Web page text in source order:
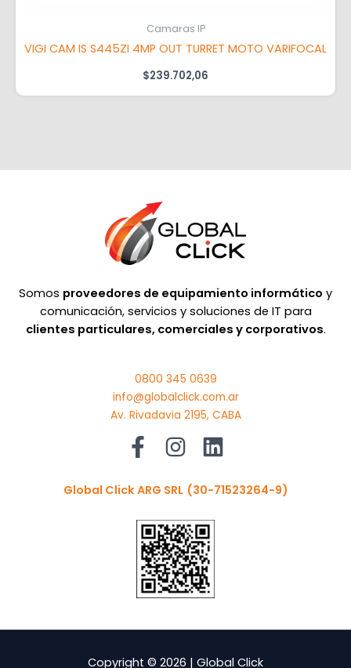
Camaras IP
VIGI CAM IS S445ZI 4MP OUT TURRET MOTO VARIFOCAL
$239.702,06
Somos proveedores de equipamiento informático y
comunicación, servicios y soluciones de IT para
clientes particulares, comerciales y corporativos.
0800 345 0639
info@globalclick.com.ar
Av. Rivadavia 2195, CABA
Global Click ARG SRL (30-71523264-9)
Copyright © 2026 | Global Click